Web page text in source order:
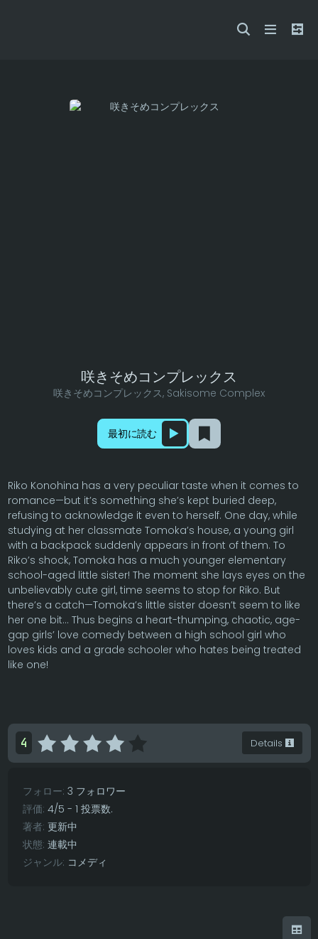
咲きそめコンプレックス
咲きそめコンプレックス, Sakisome Complex
最初に読む
Riko Konohina has a very peculiar taste when it comes to
romance—but it’s something she’s kept buried deep,
refusing to acknowledge it even to herself. One day, while
studying at her classmate Tomoka’s house, a young girl
with a backpack suddenly appears in front of them. To
Riko’s shock, Tomoka has a much younger elementary
school-aged little sister! The moment she lays eyes on the
unbelievably cute girl, time seems to stop for Riko. But
there’s a catch—Tomoka’s little sister doesn’t seem to like
her one bit… Thus begins a heart-thumping, chaotic, age-
gap girls’ love comedy between a high school girl who
loves kids and a grade schooler who hates being treated
like one!
4 Details
フォロー: 3 フォロワー
評価: 4/5 - 1 投票数.
著者: 更新中
状態: 連載中
ジャンル: コメディ